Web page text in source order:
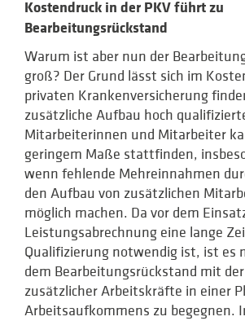
Kostendruck in der PKV führt zu
Bearbeitungsrückstand
Warum ist aber nun der
groß? Der Grund lässt sich im
privaten Krankenversicherung
zusätzliche Aufbau hoch
Mitarbeiterinnen und Mitarbeiter
geringem Maße stattfinden,
wenn fehlende Mehreinnahmen
den Aufbau von zusätzlichen
möglich machen. Da vor dem
Leistungsabrechnung eine lange
Qualifizierung notwendig ist, ist es
dem Bearbeitungsrückstand mit
zusätzlicher Arbeitskräfte in einer
Arbeitsaufkommens zu begegnen.